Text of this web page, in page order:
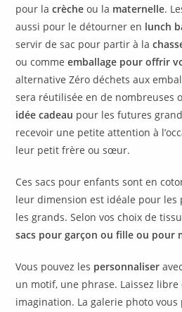
pour lacrèche ou la maternelle.
aussi pour le détourner en lunch
servir de sac pour partir à la
ou commeemballage pour offrir
alternative Zéro déchets aux
sera réutilisée en de nombreuses
idée cadeau pour les futures
recevoir une petite attention à
leur petit frère ou sœur.
Ces sacs pour enfants sont en
leur dimension est idéale pour les
les grands. Selon vos choix de
sacs pour garçon ou fille ou pour
Vous pouvez les personnaliser
un motif, une phrase. Laissez libre
imagination. La galerie photo